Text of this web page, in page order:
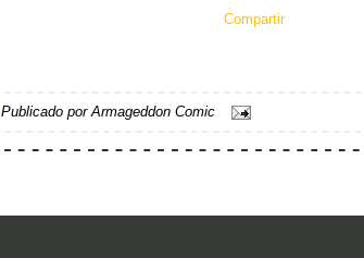
Compartir
Publicado porArmageddon Comic